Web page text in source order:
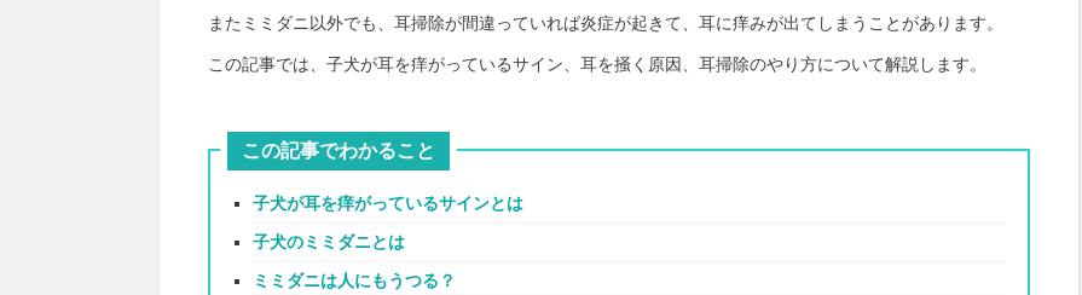
またミミダニ以外でも、耳掃除が間違っていれば炎症が起きて、耳に痒みが出てしまうことがあります。
この記事では、子犬が耳を痒がっているサイン、耳を掻く原因、耳掃除のやり方について解説します。
この記事でわかること
子犬が耳を痒がっているサインとは
子犬のミミダニとは
ミミダニは人にもうつる？